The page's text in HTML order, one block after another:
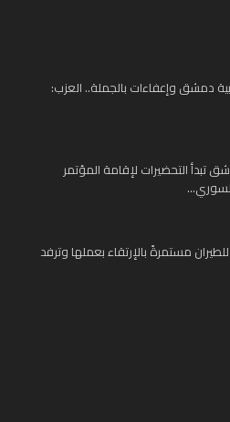
دمشق وإعفاءات بالجملة.. العزب:
التحضيرات لإقامة المؤتمر
مستمرةً بالإرتقاء بعملها وترفد